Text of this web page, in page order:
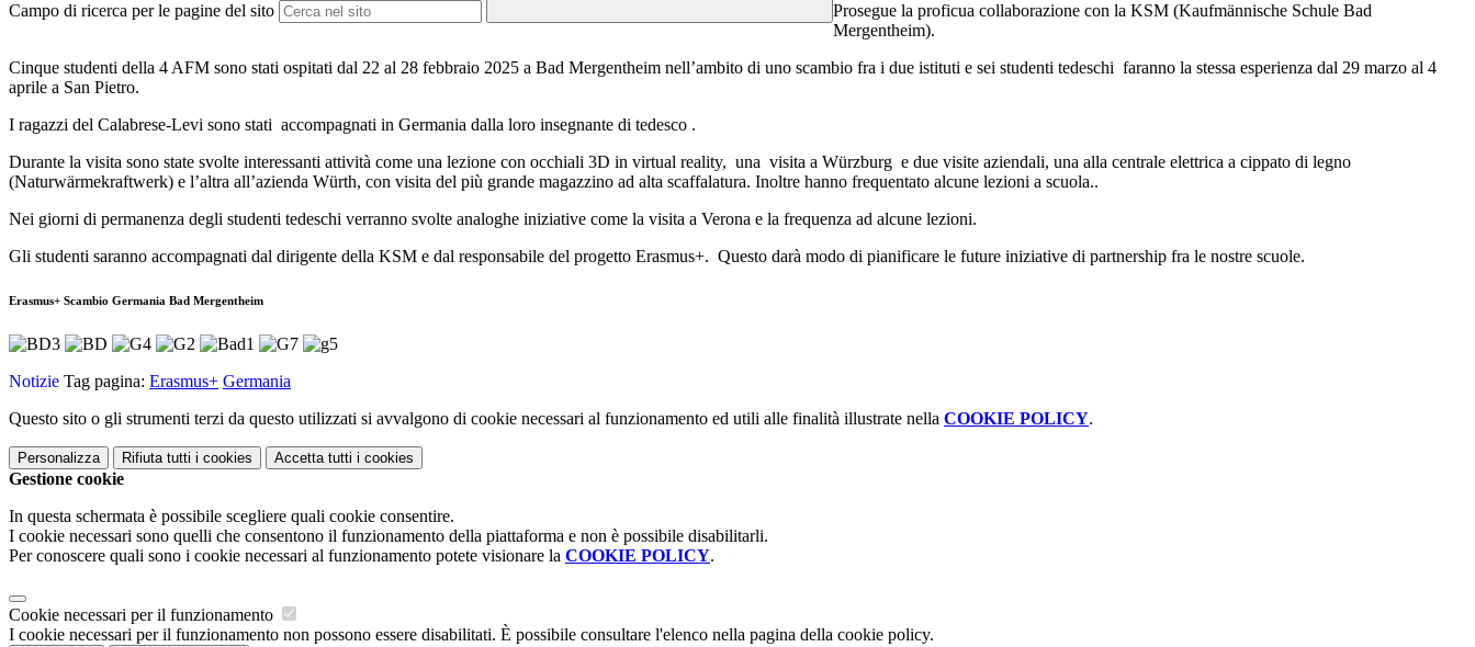
Campo di ricerca per le pagine del sito
Prosegue la proficua collaborazione con la KSM (Kaufmännische Schule Bad
Mergentheim).
Cinque studenti della 4 AFM sono stati ospitati dal 22 al 28 febbraio 2025 a Bad Mergentheim nell’ambito di uno scambio fra i due istituti e sei studenti tedeschi faranno la stessa esperienza dal 29 marzo al 4
aprile a San Pietro.
I ragazzi del Calabrese-Levi sono stati accompagnati in Germania dalla loro insegnante di tedesco .
Durante la visita sono state svolte interessanti attività come una lezione con occhiali 3D in virtual reality, una visita a Würzburg e due visite aziendali, una alla centrale elettrica a cippato di legno
(Naturwärmekraftwerk) e l’altra all’azienda Würth, con visita del più grande magazzino ad alta scaffalatura. Inoltre hanno frequentato alcune lezioni a scuola..
Nei giorni di permanenza degli studenti tedeschi verranno svolte analoghe iniziative come la visita a Verona e la frequenza ad alcune lezioni.
Gli studenti saranno accompagnati dal dirigente della KSM e dal responsabile del progetto Erasmus+. Questo darà modo di pianificare le future iniziative di partnership fra le nostre scuole.
Erasmus+ Scambio Germania Bad Mergentheim
Notizie Tag pagina: Erasmus+ Germania
Questo sito o gli strumenti terzi da questo utilizzati si avvalgono di cookie necessari al funzionamento ed utili alle finalità illustrate nella COOKIE POLICY.
Personalizza Rifiuta tutti i cookies Accetta tutti i cookies
Gestione cookie
In questa schermata è possibile scegliere quali cookie consentire.
I cookie necessari sono quelli che consentono il funzionamento della piattaforma e non è possibile disabilitarli.
Per conoscere quali sono i cookie necessari al funzionamento potete visionare la COOKIE POLICY.
Cookie necessari per il funzionamento
I cookie necessari per il funzionamento non possono essere disabilitati. È possibile consultare l'elenco nella pagina della cookie policy.